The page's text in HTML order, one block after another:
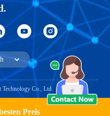
Preis
Co., Ltd.
Ein Angebot bekommen